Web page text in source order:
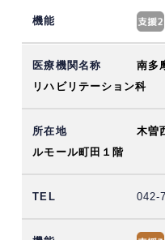
南多
リハビリテーション科
木曽
ルモール町田１階
042-